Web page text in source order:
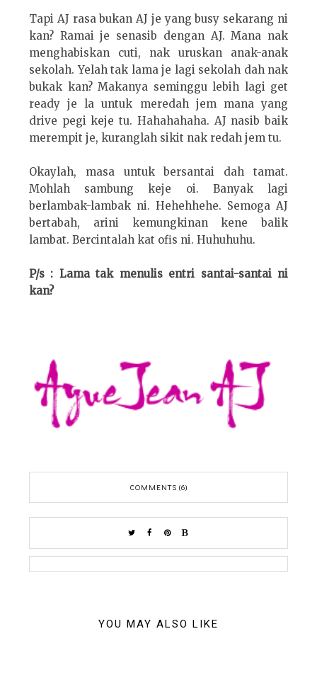
Tapi AJ rasa bukan AJ je yang busy sekarang ni
kan? Ramai je senasib dengan AJ. Mana nak
menghabiskan cuti, nak uruskan anak-anak
sekolah. Yelah tak lama je lagi sekolah dah nak
bukak kan? Makanya seminggu lebih lagi get
ready je la untuk meredah jem mana yang
drive pegi keje tu. Hahahahaha. AJ nasib baik
merempit je, kuranglah sikit nak redah jem tu.
Okaylah, masa untuk bersantai dah tamat.
Mohlah sambung keje oi. Banyak lagi
berlambak-lambak ni. Hehehhehe. Semoga AJ
bertabah, arini kemungkinan kene balik
lambat. Bercintalah kat ofis ni. Huhuhuhu.
P/s : Lama tak menulis entri santai-santai ni
kan?
COMMENTS (6)
YOU MAY ALSO LIKE